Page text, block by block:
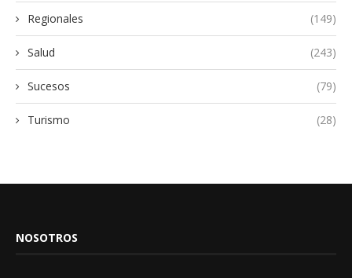
Regionales (149)
Salud (243)
Sucesos (79)
Turismo (28)
NOSOTROS